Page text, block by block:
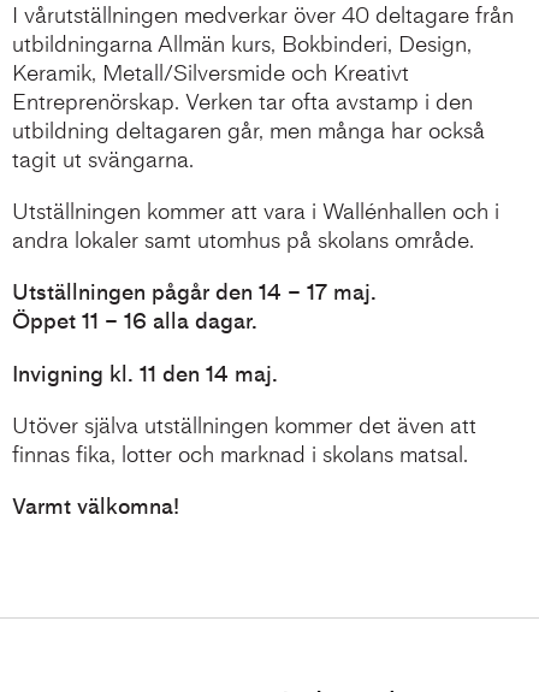
I vårutställningen medverkar över 40 deltagare från
utbildningarna Allmän kurs, Bokbinderi, Design,
Keramik, Metall/Silversmide och Kreativt
Entreprenörskap. Verken tar ofta avstamp i den
utbildning deltagaren går, men många har också
tagit ut svängarna.
Utställningen kommer att vara i Wallénhallen och i
andra lokaler samt utomhus på skolans område.
Utställningen pågår den 14 – 17 maj.
Öppet 11 – 16 alla dagar.
Invigning kl. 11 den 14 maj.
Utöver själva utställningen kommer det även att
finnas fika, lotter och marknad i skolans matsal.
Varmt välkomna!